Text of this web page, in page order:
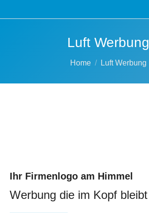
Luft Werbung
You are here:
Home Luft Werbung
Ihr Firmenlogo am Himmel
Werbung die im Kopf bleibt